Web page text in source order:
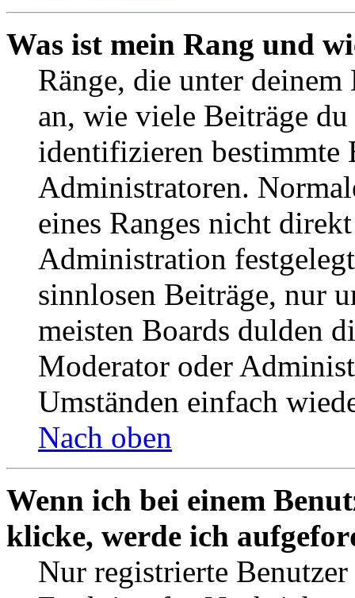
Was ist mein Rang und
Ränge, die unter deinem
an, wie viele Beiträge
identifizieren bestimmte
Administratoren.
eines Ranges nicht
Administration
sinnlosen Beiträge, nur
meisten Boards dulden
Moderator oder
Umständen einfach
Nach oben
Wenn ich bei einem
klicke, werde ich
Nur registrierte